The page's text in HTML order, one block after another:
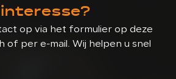
interesse?
op via het formulier op deze
of per e-mail. Wij helpen u snel